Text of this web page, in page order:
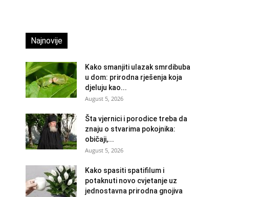
Najnovije
Kako smanjiti ulazak smrdibuba
u dom: prirodna rješenja koja
djeluju kao...
August 5, 2026
Šta vjernici i porodice treba da
znaju o stvarima pokojnika:
običaji,...
August 5, 2026
Kako spasiti spatifilum i
potaknuti novo cvjetanje uz
jednostavna prirodna gnojiva